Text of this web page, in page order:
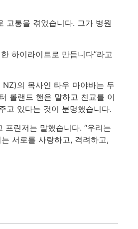
고통을 겪었습니다. 그가 병원
하이라이트로 만듭니다”라고
의 목사인 타우 마야바는 두
롤랜드 핸은 말하고 친교를 이
고 있다는 것이 분명했습니다.
린저는 말했습니다. “우리는
서로를 사랑하고, 격려하고,